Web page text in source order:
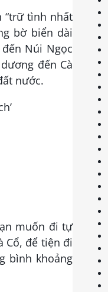
“trữ tình nhất
bờ biển dài
Núi Ngọc
đến Cà
nước.
muốn đi tự
Cổ, để tiện đi
bình khoảng